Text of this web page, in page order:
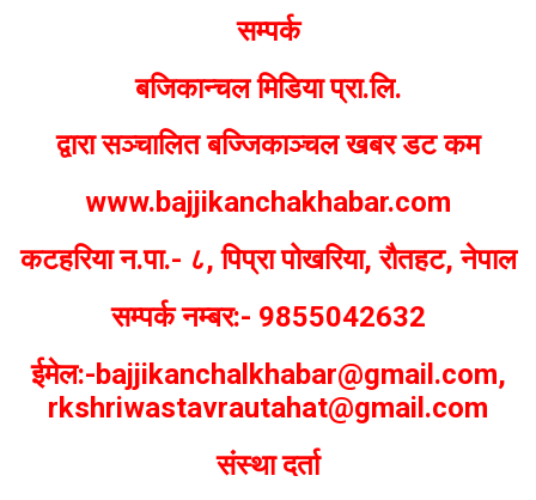
सम्पर्क
बजिकान्चल मिडिया प्रा.लि.
द्वारा सञ्चालित बज्जिकाञ्चल खबर डट कम
www.bajjikanchakhabar.com
कटहरिया न.पा.- ८, पिप्रा पोखरिया, रौतहट, नेपाल
सम्पर्क नम्बर:- 9855042632
ईमेल:-bajjikanchalkhabar@gmail.com,
rkshriwastavrautahat@gmail.com
संस्था दर्ता